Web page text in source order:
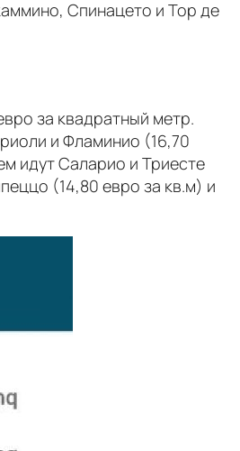
Спинацето и Тор де
за квадратный метр.
и Фламинио (16,70
идут Саларио и Триесте
(14,80 евро за кв.м) и